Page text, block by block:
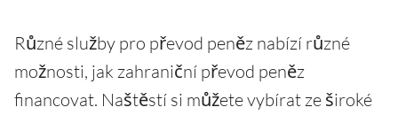
Různé služby pro převod peněz nabízí různé
možnosti, jak zahraniční převod peněz
financovat. Naštěstí si můžete vybírat ze široké